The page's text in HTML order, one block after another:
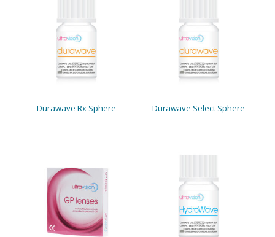
Durawave Rx Sphere Durawave Select Sphere